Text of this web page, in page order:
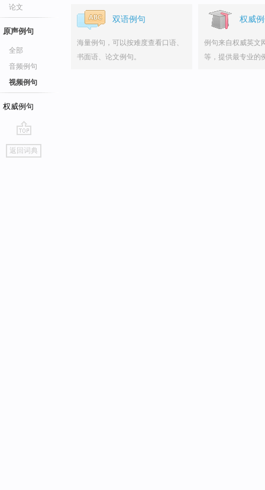
论文
原声例句
全部
音频例句
视频例句
权威例句
go
top
返回词典
双语例句
海量例句，可以按难度查看口语、
书面语、论文例句。
权威
例句来自权威英文
等，提供最专业的